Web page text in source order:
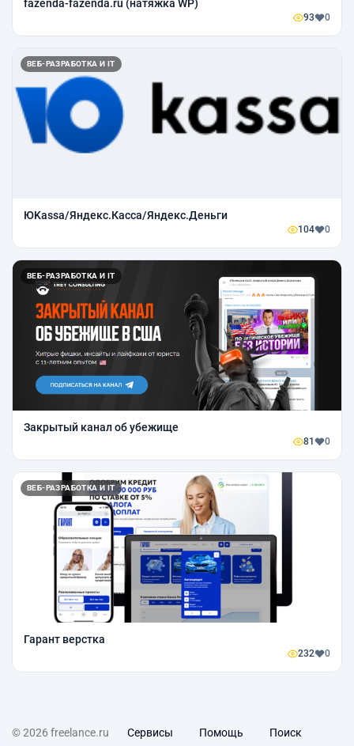
fazenda-fazenda.ru (натяжка WP)
93 0
ВЕБ-РАЗРАБОТКА И IT
ЮKassa/Яндекс.Касса/Яндекс.Деньги
104 0
ВЕБ-РАЗРАБОТКА И IT
Закрытый канал об убежище
81 0
ВЕБ-РАЗРАБОТКА И IT
Гарант верстка
232 0
© 2026 freelance.ru Сервисы Помощь Поиск